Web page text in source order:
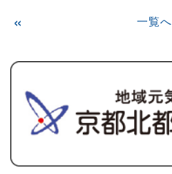
« 一覧へ